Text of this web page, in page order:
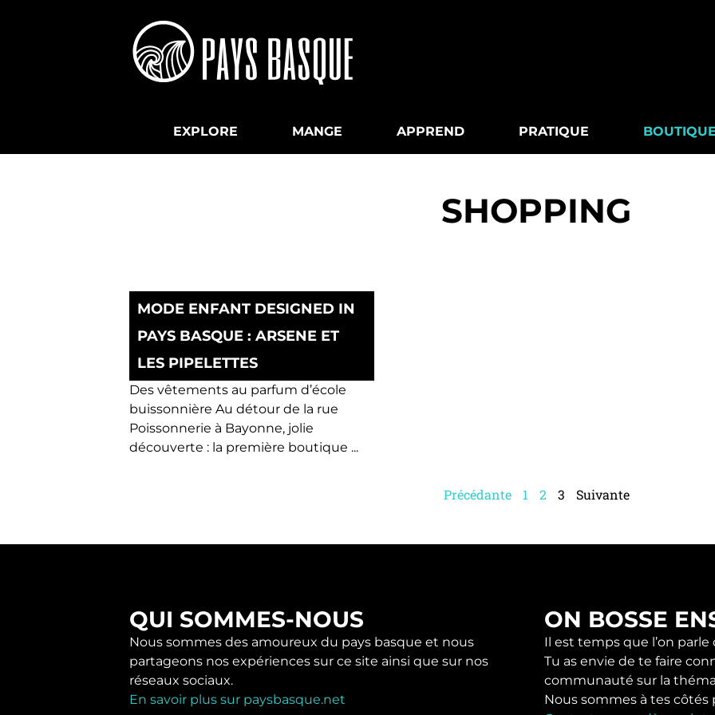
EXPLORE MANGE APPREND PRATIQUE
SHOPPING
MODE ENFANT DESIGNED IN
PAYS BASQUE : ARSENE ET
LES PIPELETTES
Des vêtements au parfum d’école
buissonnière Au détour de la rue
Poissonnerie à Bayonne, jolie
découverte : la première boutique ...
Précédante 1 2 3 Suivante
QUI SOMMES-NOUS
Nous sommes des amoureux du pays basque et nous
partageons nos expériences sur ce site ainsi que sur nos
réseaux sociaux.
En savoir plus sur paysbasque.net
ON BOSSE
Il est temps que l’on parle
Tu as envie de te faire
communauté sur la
Nous sommes à tes côtés